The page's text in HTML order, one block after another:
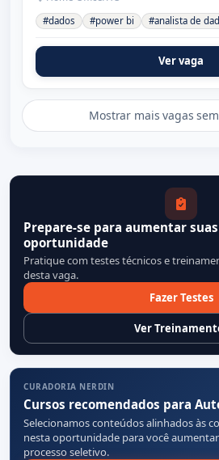
#dados #power bi #analista de
Ver vaga
Mostrar mais vagas
Prepare-se para aumentar
oportunidade
Pratique com testes técnicos e
desta vaga.
Fazer Testes
Ver
CURADORIA NERDIN
Cursos recomendados para
Selecionamos conteúdos alinhados às
nesta oportunidade para você
processo seletivo.